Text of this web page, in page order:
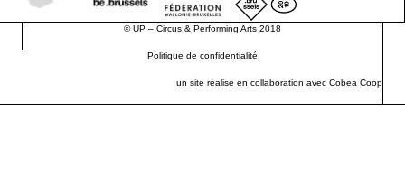
©UP – Circus & Performing Arts 2018
Politique de confidentialité
un site réalisé en collaboration avec Cobea Coop